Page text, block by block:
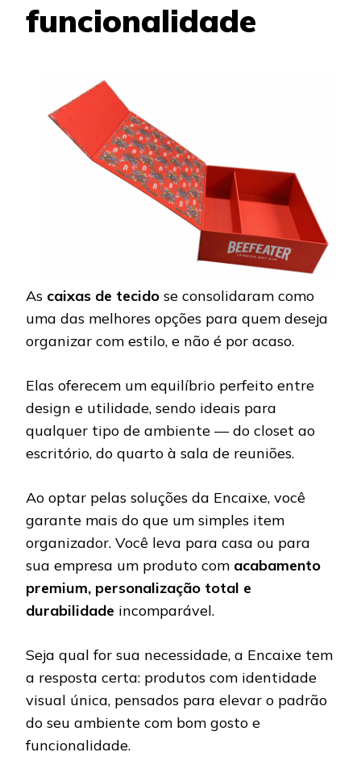
funcionalidade
As caixas de tecido se consolidaram como
uma das melhores opções para quem deseja
organizar com estilo, e não é por acaso.
Elas oferecem um equilíbrio perfeito entre
design e utilidade, sendo ideais para
qualquer tipo de ambiente — do closet ao
escritório, do quarto à sala de reuniões.
Ao optar pelas soluções da Encaixe, você
garante mais do que um simples item
organizador. Você leva para casa ou para
sua empresa um produto com acabamento
premium, personalização total e
durabilidade incomparável.
Seja qual for sua necessidade, a Encaixe tem
a resposta certa: produtos com identidade
visual única, pensados para elevar o padrão
do seu ambiente com bom gosto e
funcionalidade.